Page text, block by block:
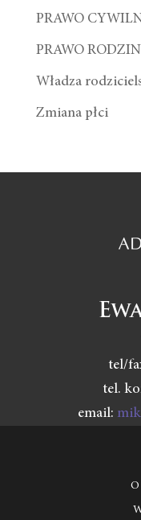
PRAWO
PRAWO
Władza
Zmiana płci
tel/
tel.
email: